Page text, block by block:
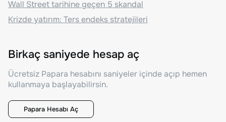
Wall Street tarihine geçen 5 skandal
Krizde yatırım: Ters endeks stratejileri
Birkaç saniyede hesap aç
Ücretsiz Papara hesabını saniyeler içinde açıp hemen
kullanmaya başlayabilirsin.
Papara Hesabı Aç